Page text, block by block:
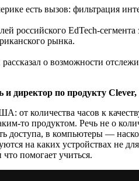
есть вызов: фильтрация
российского EdTech-
рынка.
о возможности
и директор по продукту
от количества часов к
то продуктом. Речь не о
доступа, в компьютеры —
на каких устройствах не
помогает учиться.